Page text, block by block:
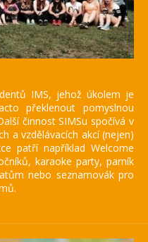
studií
IMS, jehož úkolem je
překlenout pomyslnou
činnost SIMSu spočívá v
a vzdělávacích akcí (nejen)
patří například Welcome
karaoke party, parník
nebo seznamovák pro